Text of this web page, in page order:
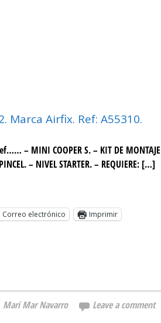
Marca Airfix. Ref: A55310.
– MINI COOPER S. – KIT DE MONTAJE
– NIVEL STARTER. – REQUIERE: […]
Correo electrónico Imprimir
Mari Mar Navarro Leave a comment